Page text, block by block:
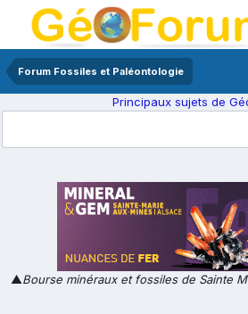
Forum Fossiles et Paléontologie
Principaux sujets de
▲Bourse minéraux et fossiles de Sainte